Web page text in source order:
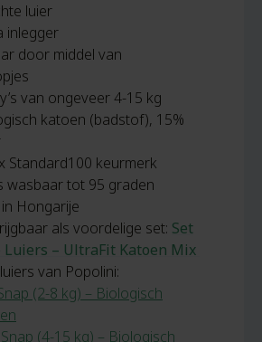
luier
inlegger
door middel van
van ongeveer 4-15 kg
katoen (badstof), 15%
Standard100 keurmerk
wasbaar tot 95 graden
Hongarije
als voordelige set: Set
Luiers – UltraFit Katoen Mix
van Popolini:
(2-8 kg) – Biologisch
(4-15 kg) – Biologisch